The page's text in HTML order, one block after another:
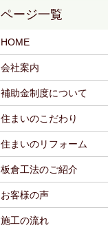
HOME
会社案内
補助金制度について
住まいのこだわり
住まいのリフォーム
板倉工法のご紹介
お客様の声
施工の流れ